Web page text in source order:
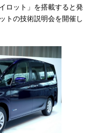
ロット」を搭載すると発
トの技術説明会を開催し